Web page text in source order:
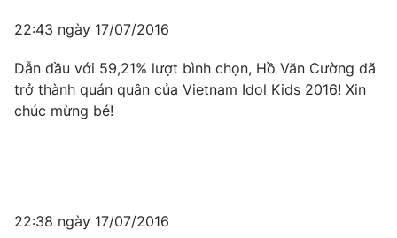
VTV Money
VTV Sức khoẻ Bất động sản
22:43 ngày 17/07/2016
Dẫn đầu với 59,21% lượt bình chọn, Hồ Văn Cường đã
trở thành quán quân của Vietnam Idol Kids 2016! Xin
chúc mừng bé!
22:38 ngày 17/07/2016